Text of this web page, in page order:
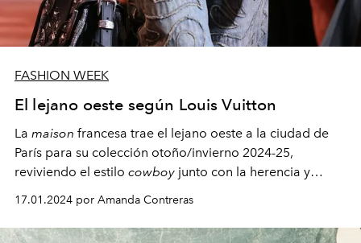
FASHION WEEK
El lejano oeste según Louis Vuitton
La maison francesa trae el lejano oeste a la ciudad de
París para su colección otoño/invierno 2024-25,
reviviendo el estilo cowboy junto con la herencia y
tradición de Louis Vuitton.
17.01.2024 por Amanda Contreras